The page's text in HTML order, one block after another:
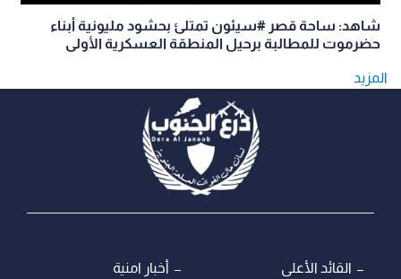
شاهد: ساحة قصر #سيئون تمتلئ بحشود مليونية أبناء
حضرموت للمطالبة برحيل المنطقة العسكرية الأولى
المزيد
القائد الأعلى
أخبار امنية